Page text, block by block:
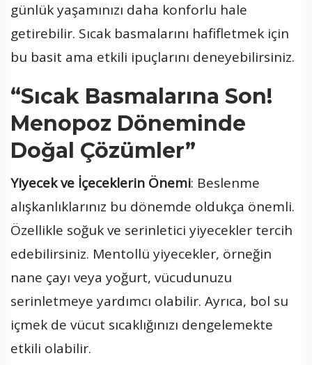
günlük yaşamınızı daha konforlu hale
getirebilir. Sıcak basmalarını hafifletmek için
bu basit ama etkili ipuçlarını deneyebilirsiniz.
“Sıcak Basmalarına Son!
Menopoz Döneminde
Doğal Çözümler”
Yiyecek ve İçeceklerin Önemi: Beslenme
alışkanlıklarınız bu dönemde oldukça önemli.
Özellikle soğuk ve serinletici yiyecekler tercih
edebilirsiniz. Mentollü yiyecekler, örneğin
nane çayı veya yoğurt, vücudunuzu
serinletmeye yardımcı olabilir. Ayrıca, bol su
içmek de vücut sıcaklığınızı dengelemekte
etkili olabilir.